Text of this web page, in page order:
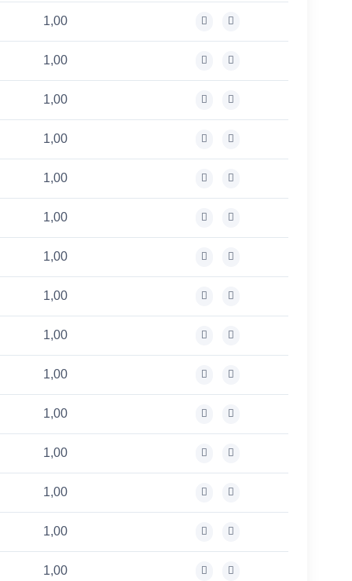
1,00
1,00
1,00
1,00
1,00
1,00
1,00
1,00
1,00
1,00
1,00
1,00
1,00
1,00
1,00